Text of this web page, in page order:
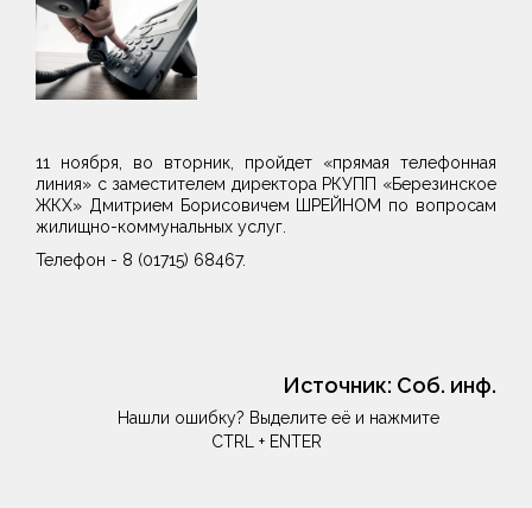
11 ноября, во вторник, пройдет «прямая телефонная
линия» с заместителем директора РКУПП «Березинское
ЖКХ» Дмитрием Борисовичем ШРЕЙНОМ по вопросам
жилищно-коммунальных услуг.
Телефон - 8 (01715) 68467.
Источник: Соб. инф.
Нашли ошибку? Выделите её и нажмите
CTRL + ENTER